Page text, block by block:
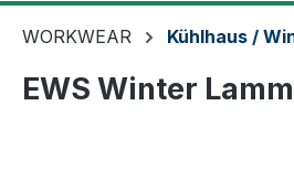
WORKWEAR Kühlhaus /
EWS Winter